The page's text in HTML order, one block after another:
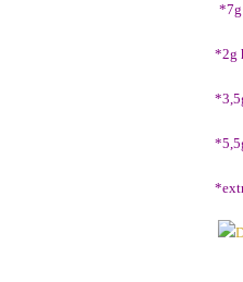
*7g
*2g